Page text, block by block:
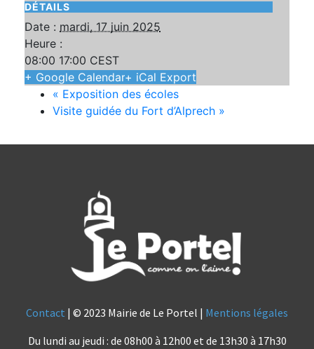
DÉTAILS
Date : mardi, 17 juin 2025
Heure :
08:00 17:00 CEST
+ Google Calendar+ iCal Export
« Exposition des écoles
Visite guidée du Fort d’Alprech »
Contact | © 2023 Mairie de Le Portel | Mentions légales
Du lundi au jeudi : de 08h00 à 12h00 et de 13h30 à 17h30